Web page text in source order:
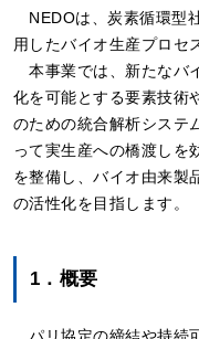
NEDOは、炭素循環型
用したバイオ生産プロセ
本事業では、新たなバ
化を可能とする要素技術
のための統合解析システ
って実生産への橋渡しを
を整備し、バイオ由来製
の活性化を目指します。
1．概要